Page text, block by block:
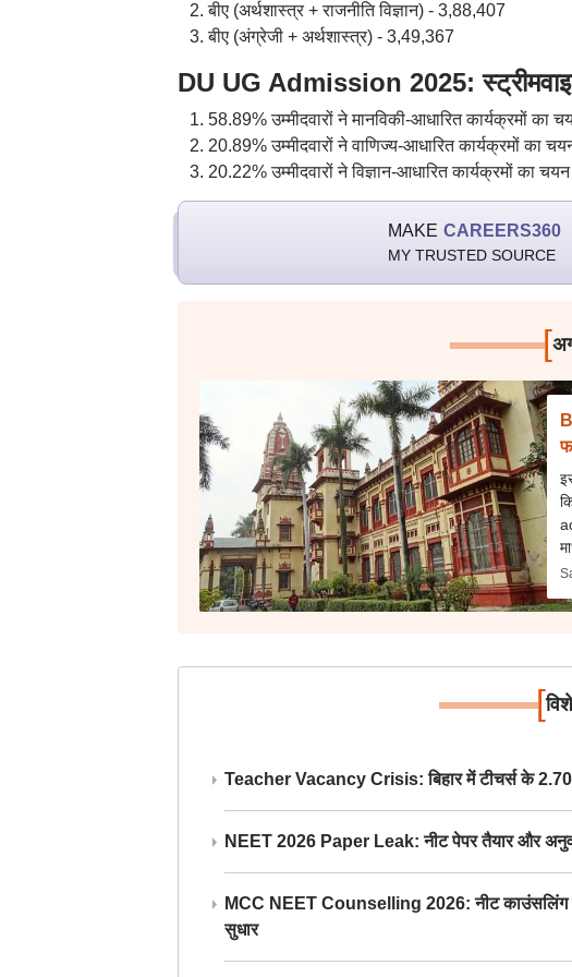
बीए (अर्थशास्त्र + राजनीति विज्ञान) - 3,88,407
बीए (अंग्रेजी + अर्थशास्त्र) - 3,49,367
DU UG Admission 2025:
58.89% उम्मीदवारों ने मानविकी-आधारित कार्यक्रमों का
20.89% उम्मीदवारों ने वाणिज्य-आधारित कार्यक्रमों का
20.22% उम्मीदवारों ने विज्ञान-आधारित कार्यक्रमों का
MAKE CAREERS360
MY TRUSTED SOURCE
[
[
Teacher Vacancy Crisis: बिहार में टीचर्स के 2.70
NEET 2026 Paper Leak: नीट पेपर तैयार और
MCC NEET Counselling 2026: नीट काउंसलिंग
सुधार